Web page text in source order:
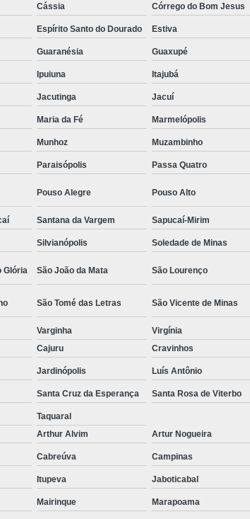
Camisa Social Masculina Preta
Camisa Social Preta Masculina
Camisa Masculina Social Preço
Camisa Social Estampada Masculina Preço
Camisa Social Masculina Estampada Preço
Camisa Social Masculina Manga Longa
Camisa Social Masculina Preta Preço
Camisa Social Preta Masculina
Fábrica Camisa Masculina
Fábrica de Camisa Social de Homem
Fábrica de Camisa Social para
Loja com Moda Masculina
Loja de Moda
Loja Executivo Moda Masculina
Loja
Loja Moda Masculina Online
Loja Moda
Moda Masculina Loja
Moda Atual
Moda Casual Masculina
Moda
Moda Masculina Camisa
Moda Masculina
Moda Masculina Inverno
Moda
Moda Social Masculina
Roupas
Cássia Córrego do Bom Jesus
Espírito Santo do Dourado Estiva
Guaranésia Guaxupé
Ipuiuna Itajubá
Jacutinga Jacuí
Maria da Fé Marmelópolis
Munhoz Muzambinho
Paraisópolis Passa Quatro
Pouso Alegre Pouso Alto
Santana da Vargem Sapucaí-Mirim
Silvianópolis Soledade de Minas
Glória São João da Mata São Lourenço
São Tomé das Letras São Vicente de Minas
Varginha Virgínia
Cajuru Cravinhos
Jardinópolis Luís Antônio
Santa Cruz da Esperança Santa Rosa de Viterbo
Taquaral
Arthur Alvim Artur Nogueira
Cabreúva Campinas
Itupeva Jaboticabal
Mairinque Marapoama